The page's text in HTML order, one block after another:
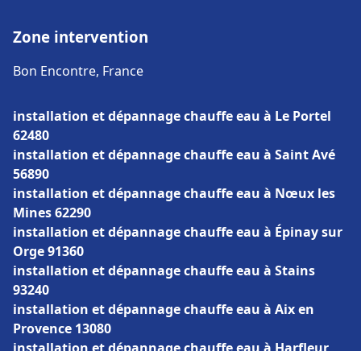
Zone intervention
Bon Encontre, France
installation et dépannage chauffe eau à Le Portel
62480
installation et dépannage chauffe eau à Saint Avé
56890
installation et dépannage chauffe eau à Nœux les
Mines 62290
installation et dépannage chauffe eau à Épinay sur
Orge 91360
installation et dépannage chauffe eau à Stains
93240
installation et dépannage chauffe eau à Aix en
Provence 13080